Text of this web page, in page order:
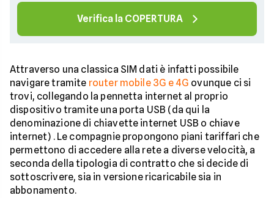
Verifica la COPERTURA
Attraverso una classica SIM dati è infatti possibile
navigare tramite router mobile 3G e 4G ovunque ci si
trovi, collegando la pennetta internet al proprio
dispositivo tramite una porta USB (da qui la
denominazione di chiavette internet USB o chiave
internet) . Le compagnie propongono piani tariffari che
permettono di accedere alla rete a diverse velocità, a
seconda della tipologia di contratto che si decide di
sottoscrivere, sia in versione ricaricabile sia in
abbonamento.